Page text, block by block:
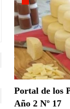
Portal de los
Año 2 Nº 17